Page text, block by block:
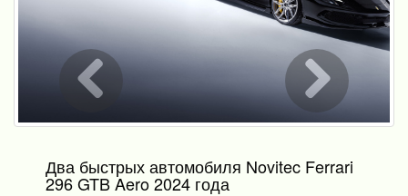
Два быстрых автомобиля Novitec Ferrari
296 GTB Aero 2024 года